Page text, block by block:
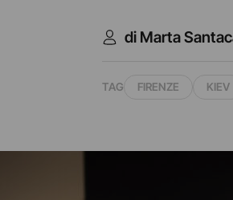
di Marta
TAG FIRENZE KIEV